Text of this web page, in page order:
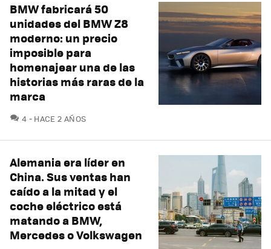
BMW fabricará 50
unidades del BMW Z8
moderno: un precio
imposible para
homenajear una de las
historias más raras de la
marca
4 COMENTARIOS
HACE 2 AÑOS
Alemania era líder en
China. Sus ventas han
caído a la mitad y el
coche eléctrico está
matando a BMW,
Mercedes o Volkswagen